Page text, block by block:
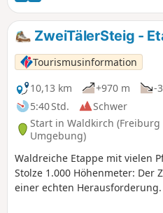
ZweiTälerSteig -
Tourismusinformation
10,13 km
+970 m
-
5:40 Std.
Schwer
Start in Waldkirch (Freiburg
Umgebung)
Waldreiche Etappe mit vielen
Stolze 1.000 Höhenmeter: Der
einer echten